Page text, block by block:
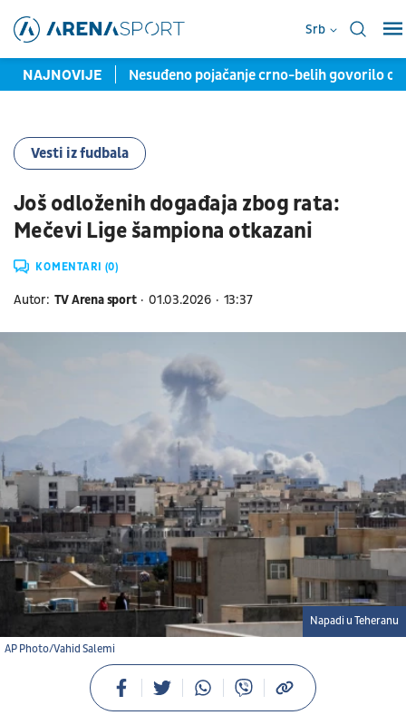
Srb
NAJNOVIJE
"Marakanu" Nesuđeno pojačanje crno-belih govorilo o
Vesti iz fudbala
Još odloženih događaja zbog rata:
Mečevi Lige šampiona otkazani
KOMENTARI (0)
Autor: TV Arena sport 01.03.2026 13:37
AP Photo/Vahid Salemi
Napadi u Teheranu